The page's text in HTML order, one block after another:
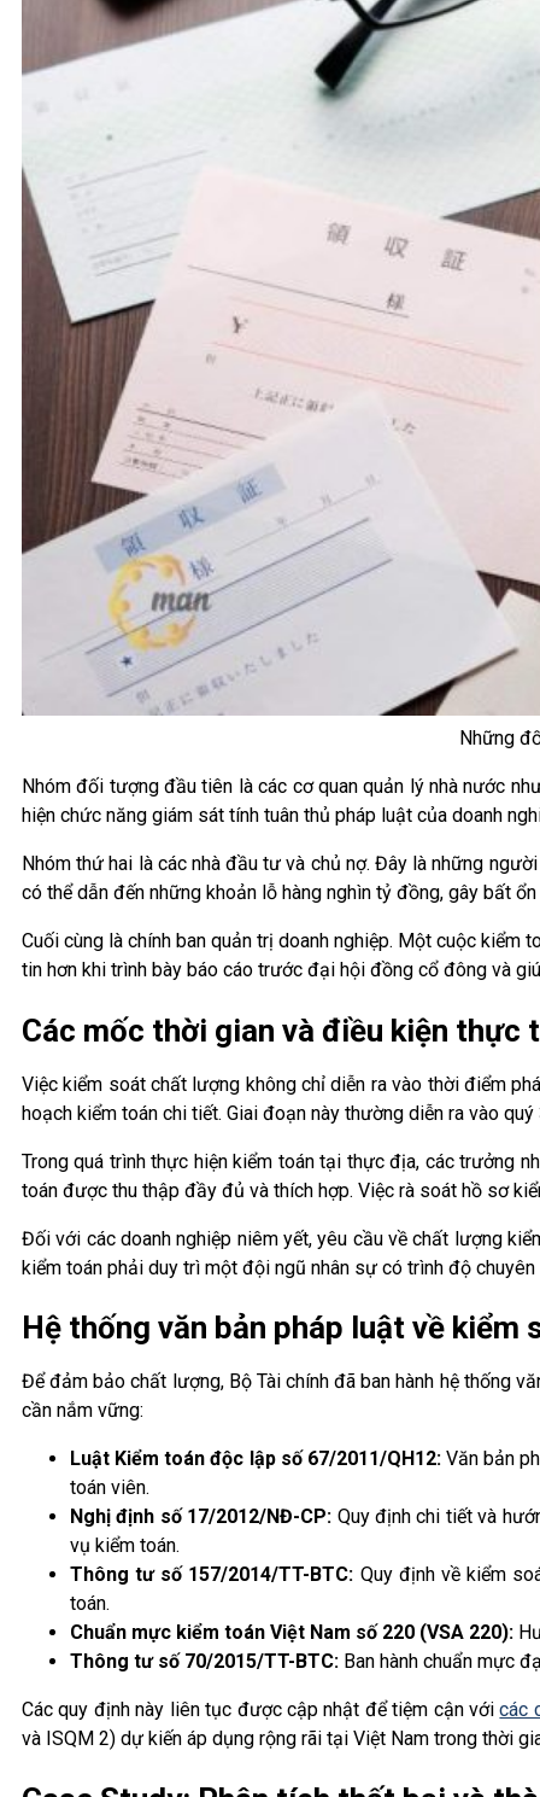
Những
Nhóm đối tượng đầu tiên là các cơ quan quản lý nhà nước
hiện chức năng giám sát tính tuân thủ pháp luật của doanh
Nhóm thứ hai là các nhà đầu tư và chủ nợ. Đây là những
có thể dẫn đến những khoản lỗ hàng nghìn tỷ đồng, gây bất
Cuối cùng là chính ban quản trị doanh nghiệp. Một cuộc kiểm
tin hơn khi trình bày báo cáo trước đại hội đồng cổ đông và
Các mốc thời gian và điều kiện
Việc kiểm soát chất lượng không chỉ diễn ra vào thời điểm
hoạch kiểm toán chi tiết. Giai đoạn này thường diễn ra vào
Trong quá trình thực hiện kiểm toán tại thực địa, các trưởng
toán được thu thập đầy đủ và thích hợp. Việc rà soát hồ sơ
Đối với các doanh nghiệp niêm yết, yêu cầu về chất lượng
kiểm toán phải duy trì một đội ngũ nhân sự có trình độ
Hệ thống văn bản pháp luật về
Để đảm bảo chất lượng, Bộ Tài chính đã ban hành hệ thống
cần nắm vững:
Luật Kiểm toán độc lập số 67/2011/QH12:Văn bản
toán viên.
Nghị định số 17/2012/NĐ-CP: Quy định chi tiết và
vụ kiểm toán.
Thông tư số 157/2014/TT-BTC: Quy định về kiểm
toán.
Chuẩn mực kiểm toán Việt Nam số 220 (VSA 220):
Thông tư số 70/2015/TT-BTC: Ban hành chuẩn mực
Các quy định này liên tục được cập nhật để tiệm cận vớicác
và ISQM 2) dự kiến áp dụng rộng rãi tại Việt Nam trong thời